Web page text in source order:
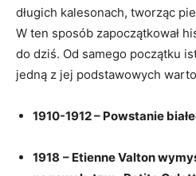
długich kalesonach, tworząc
W ten sposób zapoczątkował
do dziś. Od samego początku
jedną z jej podstawowych
1910-1912 – Powstanie
1918 – Etienne Valton